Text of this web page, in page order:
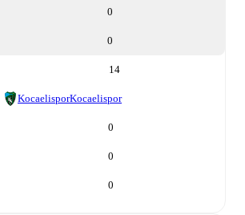
0
0
14
KocaelisporKocaelispor
0
0
0